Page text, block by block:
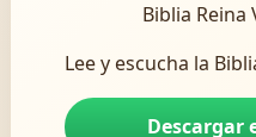
Biblia Reina
Lee y escucha la
Descargar